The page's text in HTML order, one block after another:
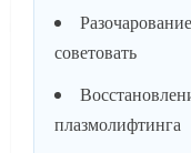
советовать
плазмолифтинга